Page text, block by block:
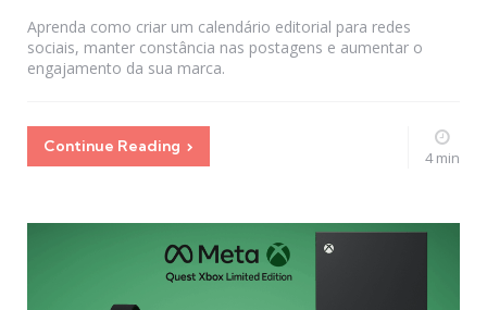
Aprenda como criar um calendário editorial para redes
sociais, manter constância nas postagens e aumentar o
engajamento da sua marca.
Continue Reading
4 min